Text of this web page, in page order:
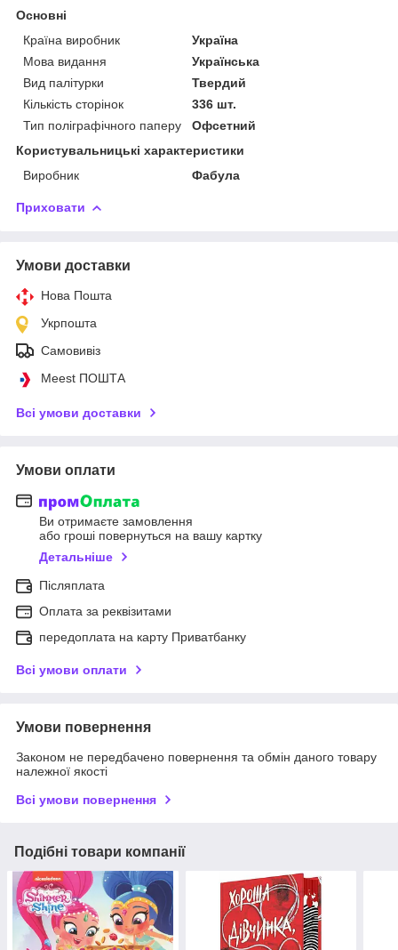
Основні
Країна виробник
Україна
Мова видання
Українська
Вид палітурки
Твердий
Кількість сторінок
336 шт.
Тип поліграфічного паперу
Офсетний
Користувальницькі характеристики
Виробник
Фабула
Приховати
Умови доставки
Нова Пошта
Укрпошта
Самовивіз
Meest ПОШТА
Всі умови доставки
Умови оплати
Ви отримаєте замовлення
або гроші повернуться на вашу картку
Детальніше
Післяплата
Оплата за реквізитами
передоплата на карту Приватбанку
Всі умови оплати
Умови повернення
Законом не передбачено повернення та обмін даного товару
належної якості
Всі умови повернення
Подібні товари компанії